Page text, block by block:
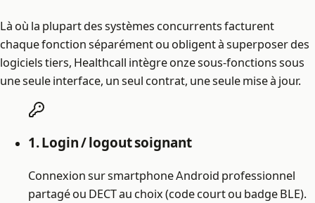
Là où la plupart des systèmes concurrents facturent
chaque fonction séparément ou obligent à superposer des
logiciels tiers, Healthcall intègre onze sous-fonctions sous
une seule interface, un seul contrat, une seule mise à jour.
1. Login / logout soignant
Connexion sur smartphone Android professionnel
partagé ou DECT au choix (code court ou badge BLE).